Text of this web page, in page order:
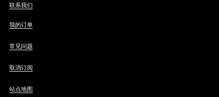
联系我们
我的订单
常见问题
取消订阅
站点地图